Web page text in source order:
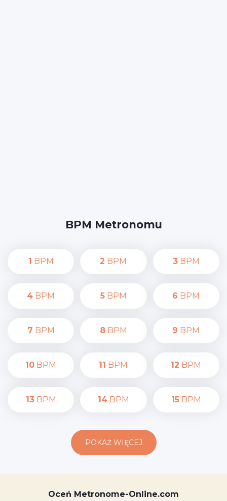
BPM Metronomu
1 BPM 2 BPM 3BPM
4 BPM 5BPM 6 BPM
7 BPM 8BPM 9 BPM
10 BPM 11 BPM 12 BPM
13BPM 14BPM 15BPM
POKAŻ WIĘCEJ
Oceń Metronome-Online.com